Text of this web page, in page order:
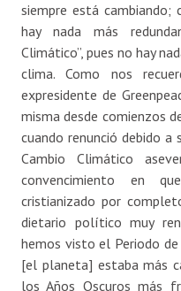
siempre está cambiando;
hay nada más
Climático”, pues no hay
clima. Como nos
expresidente de
misma desde comienzos
cuando renunció debido
Cambio Climático
convencimiento en
cristianizado por
dietario político muy
hemos visto el Periodo
[el planeta] estaba más
los Años Oscuros más